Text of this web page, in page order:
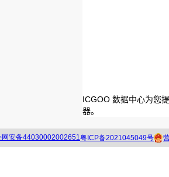
ICGOO 数据中心为您
器。